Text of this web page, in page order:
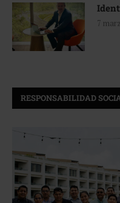
7
RESPONSABILIDAD